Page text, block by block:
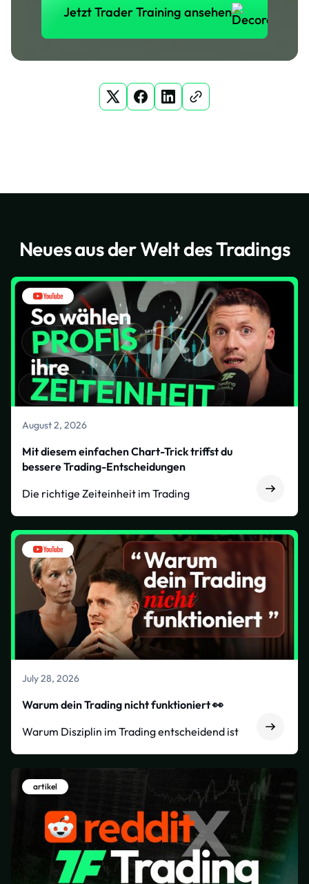
Jetzt Trader Training ansehen
Neues aus der Welt des Tradings
August 2, 2026
Mit diesem einfachen Chart-Trick triffst du
bessere Trading-Entscheidungen
Die richtige Zeiteinheit im Trading
July 28, 2026
Warum dein Trading nicht funktioniert 👀
Warum Disziplin im Trading entscheidend ist
artikel